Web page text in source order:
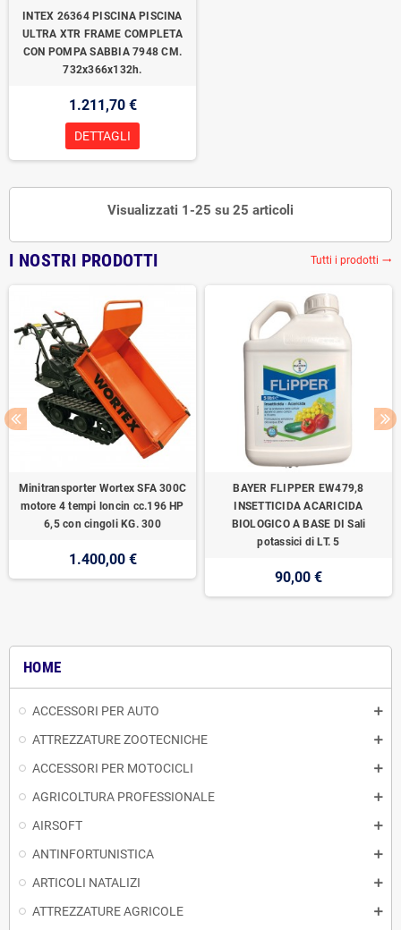
HOME
ACCESSORI PER AUTO
ATTREZZATURE ZOOTECNICHE
ACCESSORI PER MOTOCICLI
AGRICOLTURA PROFESSIONALE
AIRSOFT
ANTINFORTUNISTICA
ARTICOLI NATALIZI
ATTREZZATURE AGRICOLE
INTEX 26364 PISCINA PISCINA
ULTRA XTR FRAME COMPLETA
CON POMPA SABBIA 7948 CM.
732x366x132h.
1.211,70 €
DETTAGLI
Visualizzati 1-25 su 25 articoli
I NOSTRI PRODOTTI Tutti i prodotti trending_flat
Minitransporter Wortex SFA 300C
motore 4 tempi loncin cc.196 HP
6,5 con cingoli KG. 300
1.400,00 €
BAYER FLIPPER EW479,8
INSETTICIDA ACARICIDA
BIOLOGICO A BASE DI Sali
potassici di LT. 5
90,00 €